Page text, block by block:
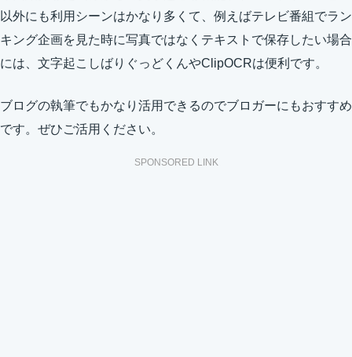
以外にも利用シーンはかなり多くて、例えばテレビ番組でラン
キング企画を見た時に写真ではなくテキストで保存したい場合
には、文字起こしばりぐっどくんやClipOCRは便利です。
ブログの執筆でもかなり活用できるのでブロガーにもおすすめ
です。ぜひご活用ください。
SPONSORED LINK